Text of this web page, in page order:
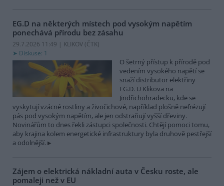
EG.D na některých místech pod vysokým napětím
ponechává přírodu bez zásahu
29.7.2026 11:49 | KLIKOV (ČTK)
Diskuse: 1
O šetrný přístup k přírodě pod
vedením vysokého napětí se
snaží distributor elektřiny
EG.D. U Klikova na
Jindřichohradecku, kde se
vyskytují vzácné rostliny a živočichové, například plošně nefrézují
pás pod vysokým napětím, ale jen odstraňují vyšší dřeviny.
Novinářům to dnes řekli zástupci společnosti. Chtějí pomoci tomu,
aby krajina kolem energetické infrastruktury byla druhově pestřejší
a odolnější.
Zájem o elektrická nákladní auta v Česku roste, ale
pomaleji než v EU